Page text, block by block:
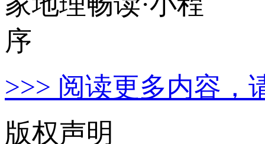
>>> 阅读更多内容，
版权声明